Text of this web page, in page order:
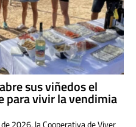
sus viñedos el
para vivir la vendimia
2026, la Cooperativa de Viver